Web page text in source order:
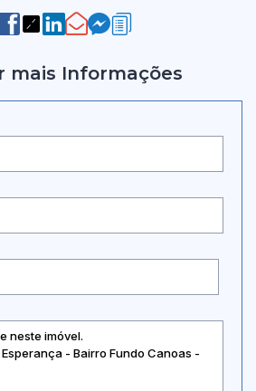
mais Informações